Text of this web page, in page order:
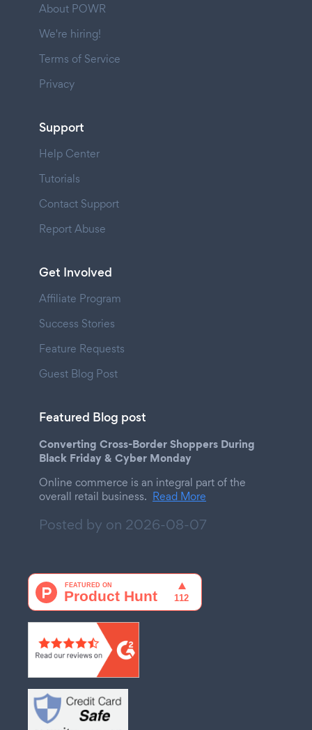
About POWR
We're hiring!
Terms of Service
Privacy
Support
Help Center
Tutorials
Contact Support
Report Abuse
Get Involved
Affiliate Program
Success Stories
Feature Requests
Guest Blog Post
Featured Blog post
Converting Cross-Border Shoppers During
Black Friday & Cyber Monday
Online commerce is an integral part of the
overall retail business. Read More
Posted by on 2026-08-07